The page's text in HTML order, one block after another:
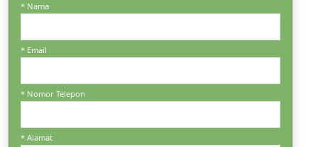
* Nama
* Email
* Nomor Telepon
* Alamat